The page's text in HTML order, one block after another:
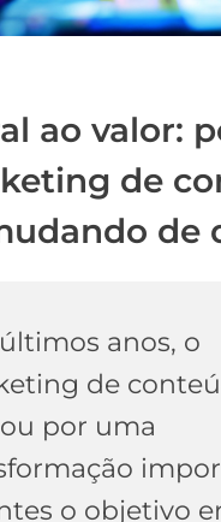
ao valor:
de
de
anos, o
de
por uma
o objetivo